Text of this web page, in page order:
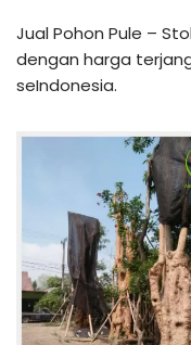
Jual Pohon Pule –
dengan harga
seIndonesia.